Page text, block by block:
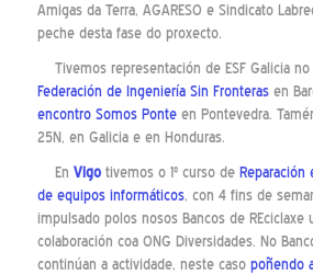
Amigas da Terra, AGARESO e Sindicato
peche desta fase do proxecto.
Tivemos representación de ESF Galicia no
Federación de Ingeniería Sin Fronterasen
encontro Somos Ponteen Pontevedra.
25N, en Galicia e en Honduras.
En Vigotivemos o 1º curso de
de equipos informáticos, con 4 fins de
impulsado polos nosos Bancos de REciclaxe
colaboración coa ONG Diversidades. No
continúan a actividade, neste caso poñendo